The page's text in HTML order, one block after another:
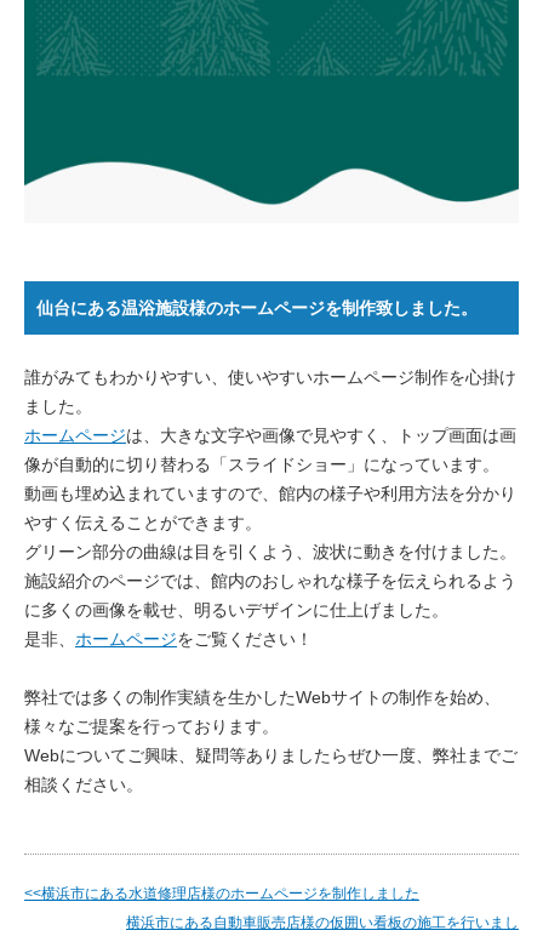
仙台にある温浴施設様のホームページを制作致しました。
誰がみてもわかりやすい、使いやすいホームページ制作を心掛け
ました。
ホームページは、大きな文字や画像で見やすく、トップ画面は画
像が自動的に切り替わる「スライドショー」になっています。
動画も埋め込まれていますので、館内の様子や利用方法を分かり
やすく伝えることができます。
グリーン部分の曲線は目を引くよう、波状に動きを付けました。
施設紹介のページでは、館内のおしゃれな様子を伝えられるよう
に多くの画像を載せ、明るいデザインに仕上げました。
是非、 ホームページをご覧ください！
弊社では多くの制作実績を生かしたWebサイトの制作を始め、
様々なご提案を行っております。
Webについてご興味、疑問等ありましたらぜひ一度、弊社までご
相談ください。
<<横浜市にある水道修理店様のホームページを制作しました
横浜市にある自動車販売店様の仮囲い看板の施工を行いまし